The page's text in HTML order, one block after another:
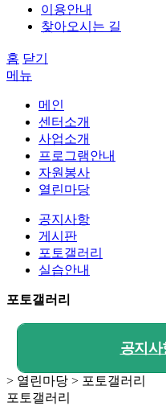
이용안내
찾아오시는 길
홈 닫기
메뉴
메인
센터소개
사업소개
프로그램안내
자원봉사
열린마당
공지사항
게시판
포토갤러리
실습안내
포토갤러리
공지사
> 열린마당 > 포토갤러리
포토갤러리